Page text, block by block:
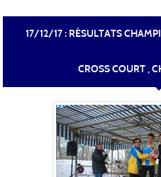
17/12/17 : RÉSULTATS
CROSS COURT ,